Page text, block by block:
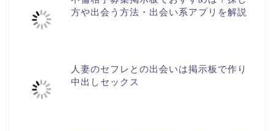
方や出会う方法・出会い系アプリを解説
人妻のセフレとの出会いは掲示板で作り
中出しセックス